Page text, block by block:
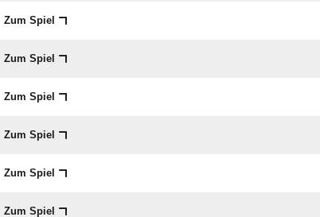
Zum Spiel
Zum Spiel
Zum Spiel
Zum Spiel
Zum Spiel
Zum Spiel